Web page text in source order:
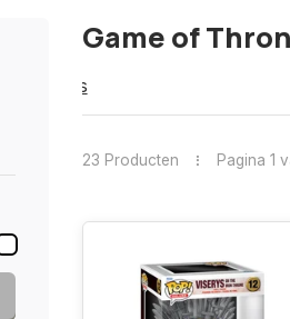
Game of
...Lees
23 Producten Pagina 1